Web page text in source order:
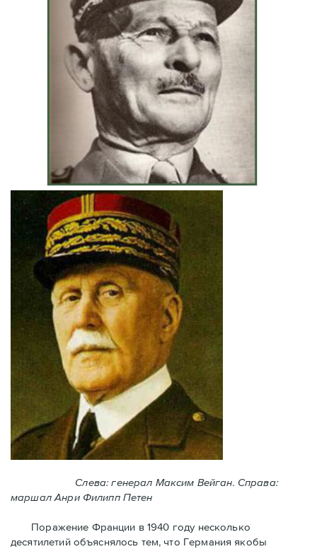
Слева: генерал Максим Вейган. Справа:
маршал Анри Филипп Петен
Поражение Франции в 1940 году несколько
десятилетий объяснялось тем, что Германия якобы